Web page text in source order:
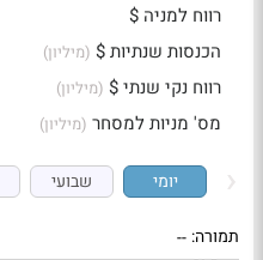
רווח למניה $
הכנסות שנתיות $ (מיליון)
רווח נקי שנתי $ (מיליון)
מס' מניות למסחר (מיליון)
יומי שבועי
תמורה: --